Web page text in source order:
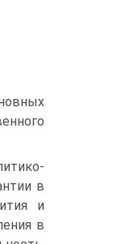
в
и
в